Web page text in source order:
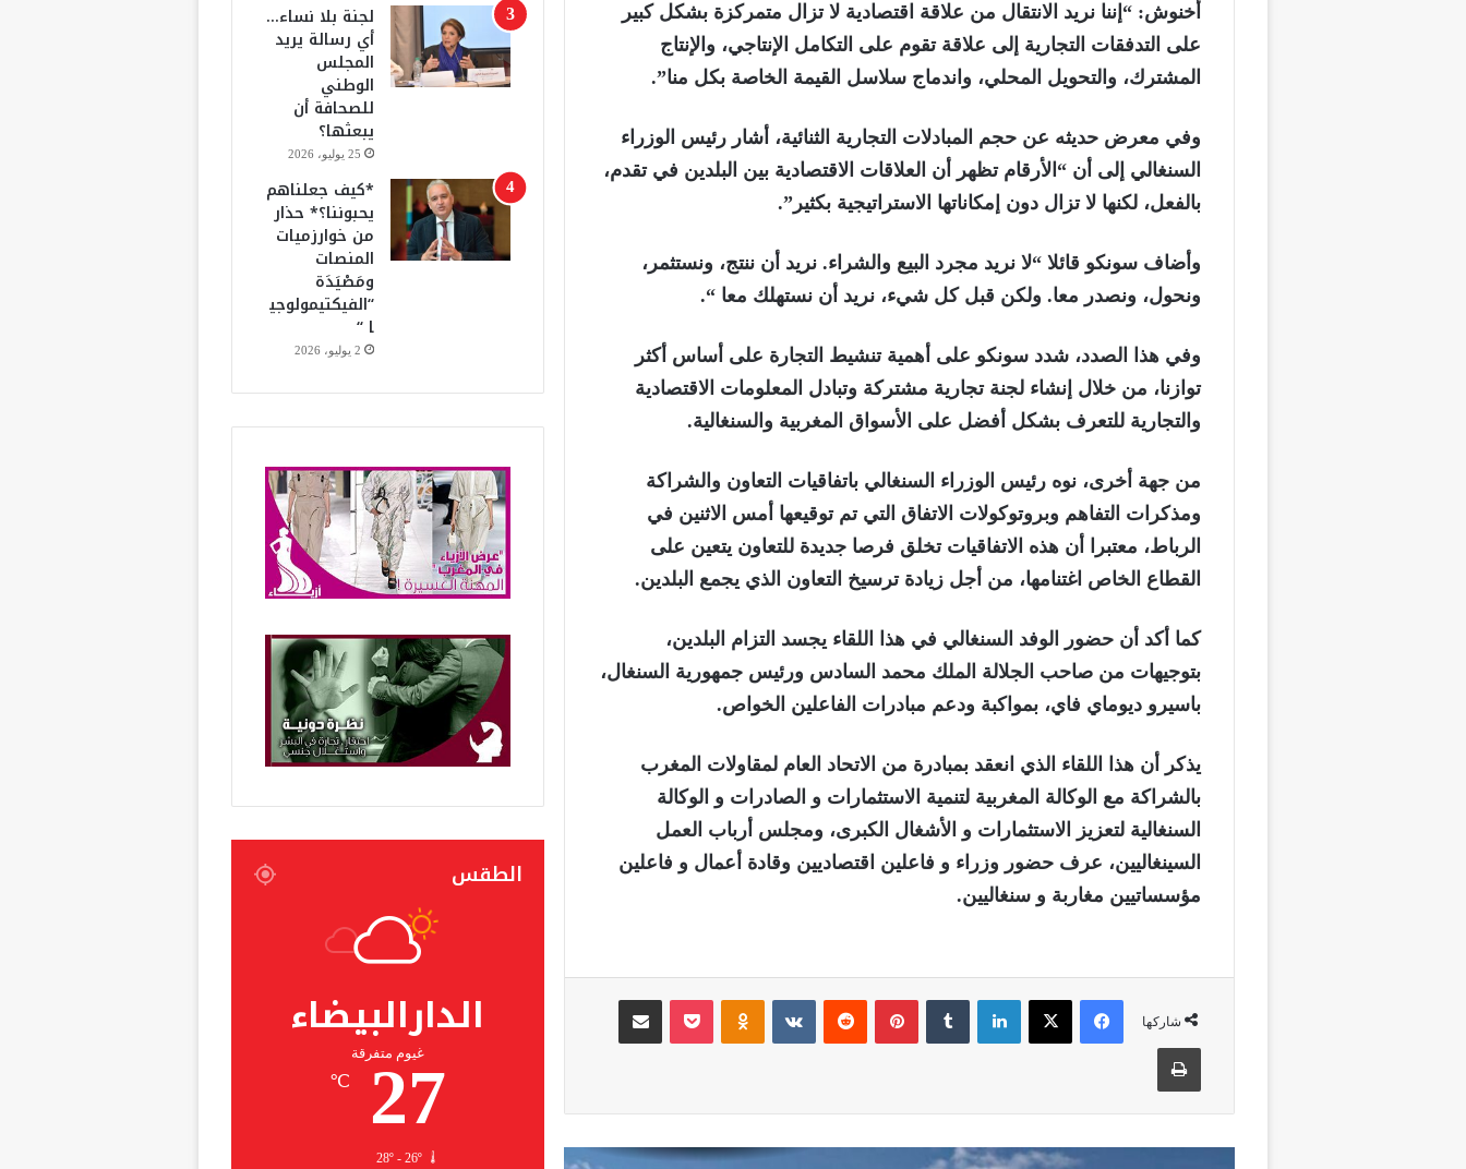
أخنوش: “إننا نريد الانتقال من علاقة اقتصادية لا تزال متمركزة بشكل كبير
على التدفقات التجارية إلى علاقة تقوم على التكامل الإنتاجي، والإنتاج
المشترك، والتحويل المحلي، واندماج سلاسل القيمة الخاصة بكل منا”.
وفي معرض حديثه عن حجم المبادلات التجارية الثنائية، أشار رئيس الوزراء
السنغالي إلى أن “الأرقام تظهر أن العلاقات الاقتصادية بين البلدين في تقدم،
بالفعل، لكنها لا تزال دون إمكاناتها الاستراتيجية بكثير”.
وأضاف سونكو قائلا “لا نريد مجرد البيع والشراء. نريد أن ننتج، ونستثمر،
ونحول، ونصدر معا. ولكن قبل كل شيء، نريد أن نستهلك معا “.
وفي هذا الصدد، شدد سونكو على أهمية تنشيط التجارة على أساس أكثر
توازنا، من خلال إنشاء لجنة تجارية مشتركة وتبادل المعلومات الاقتصادية
والتجارية للتعرف بشكل أفضل على الأسواق المغربية والسنغالية.
من جهة أخرى، نوه رئيس الوزراء السنغالي باتفاقيات التعاون والشراكة
ومذكرات التفاهم وبروتوكولات الاتفاق التي تم توقيعها أمس الاثنين في
الرباط، معتبرا أن هذه الاتفاقيات تخلق فرصا جديدة للتعاون يتعين على
القطاع الخاص اغتنامها، من أجل زيادة ترسيخ التعاون الذي يجمع البلدين.
كما أكد أن حضور الوفد السنغالي في هذا اللقاء يجسد التزام البلدين،
بتوجيهات من صاحب الجلالة الملك محمد السادس ورئيس جمهورية السنغال،
باسيرو ديوماي فاي، بمواكبة ودعم مبادرات الفاعلين الخواص.
يذكر أن هذا اللقاء الذي انعقد بمبادرة من الاتحاد العام لمقاولات المغرب
بالشراكة مع الوكالة المغربية لتنمية الاستثمارات و الصادرات و الوكالة
السنغالية لتعزيز الاستثمارات و الأشغال الكبرى، ومجلس أرباب العمل
السينغاليين، عرف حضور وزراء و فاعلين اقتصاديين وقادة أعمال و فاعلين
مؤسساتيين مغاربة و سنغاليين.
شاركها
فيسبوك ‫X لينكدإن بينتيريست
لجنة بلا نساء…
أي رسالة يريد
المجلس
الوطني
للصحافة أن
يبعثها؟
25 يوليو، 2026
*كيف جعلناهم
يحبوننا؟* حذار
من خوارزميات
المنصات
ومَصْيَدَة
“الفيكتيمولوجي
ا “
2 يوليو، 2026
الطقس
الدارالبيضاء
غيوم متفرقة
27
℃
28º - 26º